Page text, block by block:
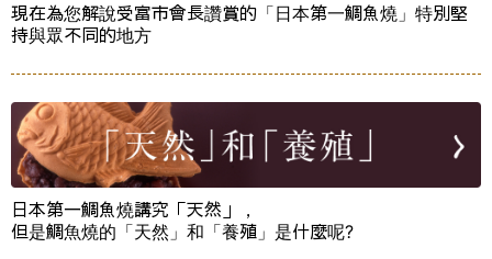
現在為您解說受富市會長讚賞的「日本第一鯛魚燒」特別堅
持與眾不同的地方
日本第一鯛魚燒講究「天然」，
但是鯛魚燒的「天然」和「養殖」是什麼呢?